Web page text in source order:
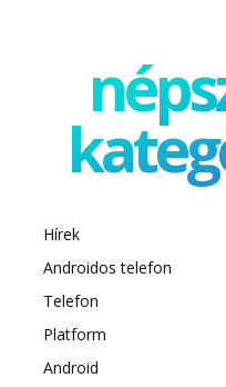
Hírek
Androidos telefon
Telefon
Platform
Android